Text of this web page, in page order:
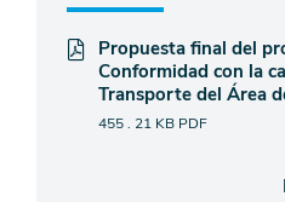
Propuesta final del
Conformidad con la
Transporte del Área
455 . 21 KB PDF